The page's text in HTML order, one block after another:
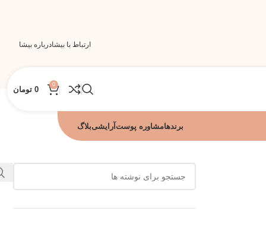
ارتباط با بیشادرباره بیشا
0
0 تومان
برندهامشاوره پوستآرایشیبلاگ